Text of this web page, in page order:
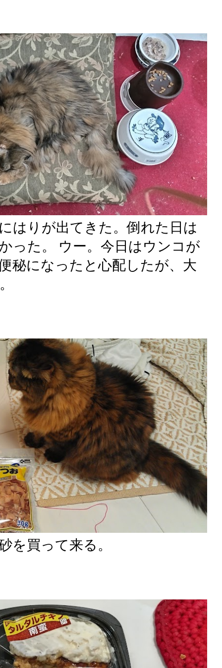
はりが出てきた。倒れた日は
った。 ウー。今日はウンコが
秘になったと心配したが、大
を買って来る。